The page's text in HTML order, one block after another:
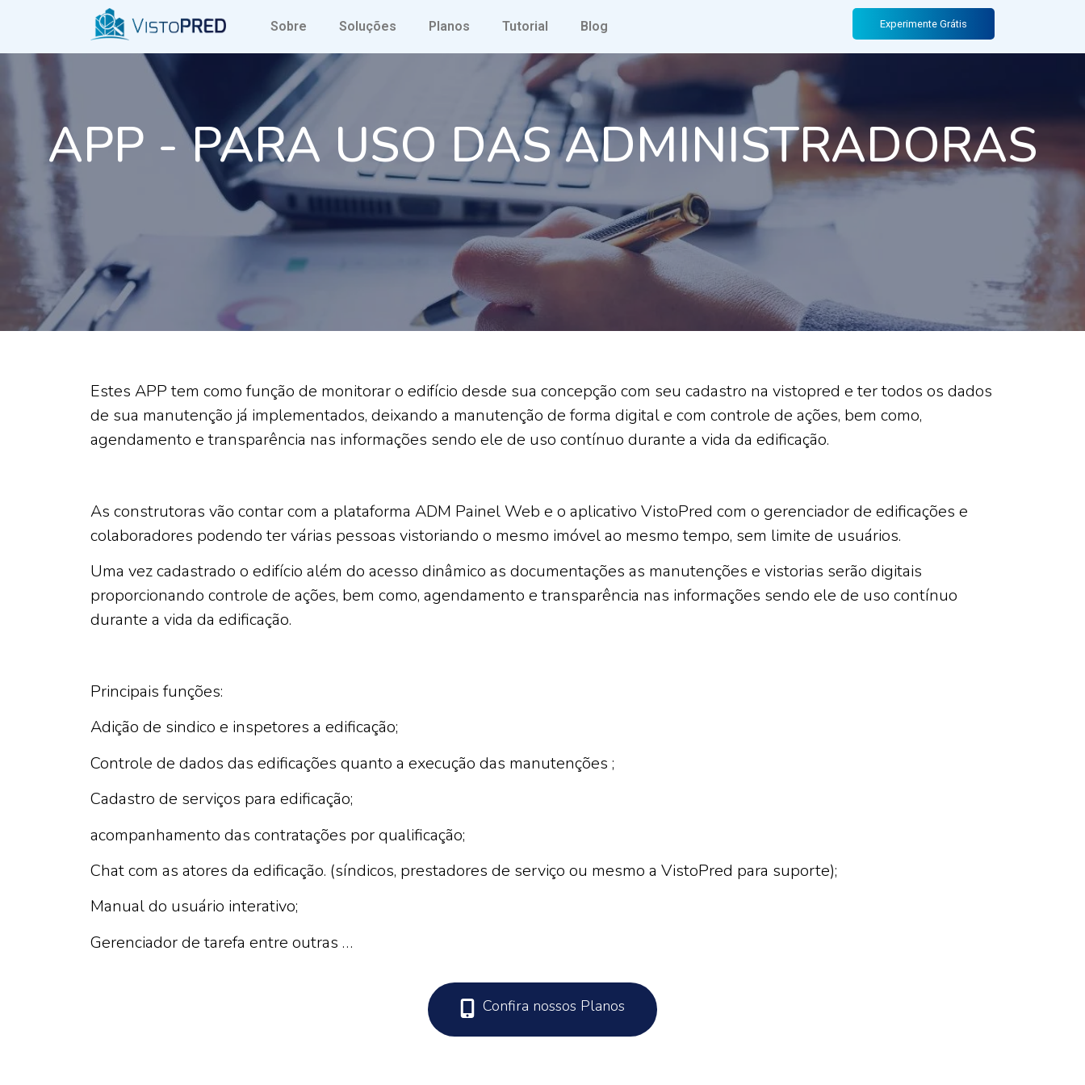
Sobre Soluções Planos Tutorial Blog Experimente Grátis
APP - PARA USO DAS ADMINISTRADORAS
Estes APP tem como função de monitorar o edifício desde sua concepção com seu cadastro na vistopred e ter todos os dados
de sua manutenção já implementados, deixando a manutenção de forma digital e com controle de ações, bem como,
agendamento e transparência nas informações sendo ele de uso contínuo durante a vida da edificação.
As construtoras vão contar com a plataforma ADM Painel Web e o aplicativo VistoPred com o gerenciador de edificações e
colaboradores podendo ter várias pessoas vistoriando o mesmo imóvel ao mesmo tempo, sem limite de usuários.
Uma vez cadastrado o edifício além do acesso dinâmico as documentações as manutenções e vistorias serão digitais
proporcionando controle de ações, bem como, agendamento e transparência nas informações sendo ele de uso contínuo
durante a vida da edificação.
Principais funções:
Adição de sindico e inspetores a edificação;
Controle de dados das edificações quanto a execução das manutenções ;
Cadastro de serviços para edificação;
acompanhamento das contratações por qualificação;
Chat com as atores da edificação. (síndicos, prestadores de serviço ou mesmo a VistoPred para suporte);
Manual do usuário interativo;
Gerenciador de tarefa entre outras …
Confira nossos Planos